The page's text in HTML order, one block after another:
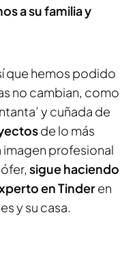
a su familia y
que hemos podido
no cambian, como
y cuñada de
de lo más
imagen profesional
sigue haciendo
en Tinderen
y su casa.